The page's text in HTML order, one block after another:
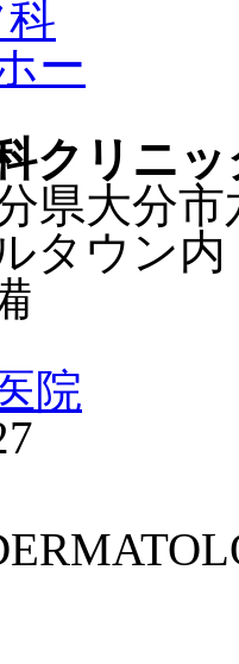
クリニッ
県大分
タウン内
院